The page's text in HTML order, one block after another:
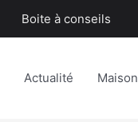
Boite à conseils
Actualité Maison